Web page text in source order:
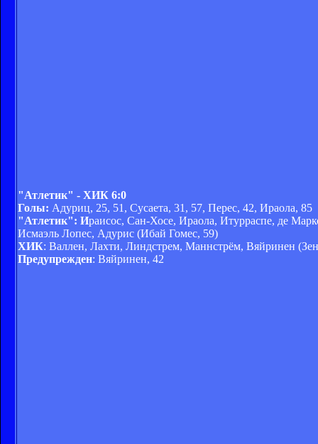
"Атлетик" - ХИК 6:0
Голы: Адуриц, 25, 51, Сусаета, 31, 57, Перес, 42, Ираола, 85
"Атлетик": Ираисос, Сан-Хосе, Ираола, Итурраспе, де
Исмаэль Лопес, Адурис (Ибай Гомес, 59)
ХИК: Валлен, Лахти, Линдстрем, Маннстрём, Вяйринен
Предупрежден: Вяйринен, 42